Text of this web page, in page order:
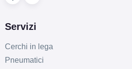
Servizi
Cerchi in lega
Pneumatici